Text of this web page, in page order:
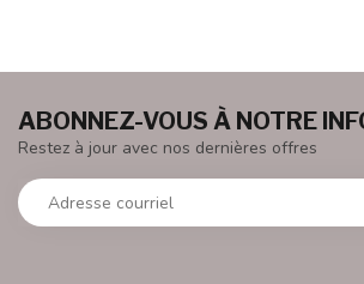
ABONNEZ-VOUS À NOTRE
Restez à jour avec nos dernières offres